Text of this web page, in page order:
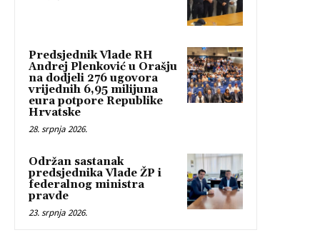
Predsjednik Vlade RH
Andrej Plenković u Orašju
na dodjeli 276 ugovora
vrijednih 6,95 milijuna
eura potpore Republike
Hrvatske
28. srpnja 2026.
Održan sastanak
predsjednika Vlade ŽP i
federalnog ministra
pravde
23. srpnja 2026.